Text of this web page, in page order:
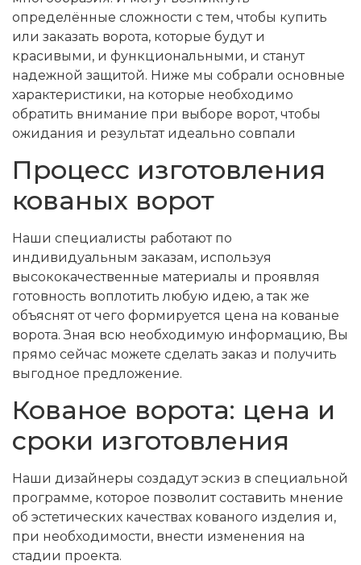
определённые сложности с тем, чтобы купить
или заказать ворота, которые будут и
красивыми, и функциональными, и станут
надежной защитой. Ниже мы собрали основные
характеристики, на которые необходимо
обратить внимание при выборе ворот, чтобы
ожидания и результат идеально совпали
Процесс изготовления
кованых ворот
Наши специалисты работают по
индивидуальным заказам, используя
высококачественные материалы и проявляя
готовность воплотить любую идею, а так же
объяснят от чего формируется цена на кованые
ворота. Зная всю необходимую информацию, Вы
прямо сейчас можете сделать заказ и получить
выгодное предложение.
Кованое ворота: цена и
сроки изготовления
Наши дизайнеры создадут эскиз в специальной
программе, которое позволит составить мнение
об эстетических качествах кованого изделия и,
при необходимости, внести изменения на
стадии проекта.